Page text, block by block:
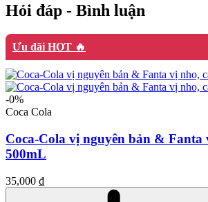
Hỏi đáp - Bình luận
Ưu đãi HOT 🔥
-0%
Coca Cola
Coca-Cola vị nguyên bản & Fanta
500mL
35,000 ₫